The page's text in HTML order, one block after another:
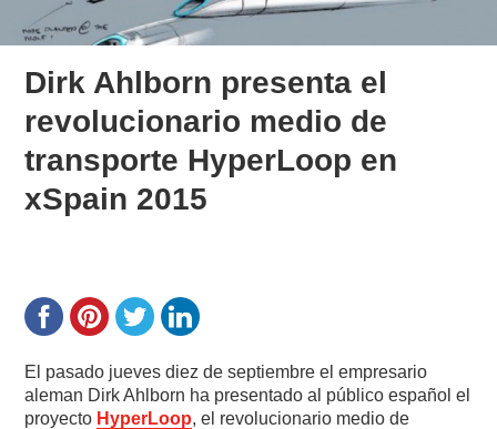
Dirk Ahlborn presenta el
revolucionario medio de
transporte HyperLoop en
xSpain 2015
El pasado jueves diez de septiembre el empresario
aleman Dirk Ahlborn ha presentado al público español el
proyecto HyperLoop, el revolucionario medio de